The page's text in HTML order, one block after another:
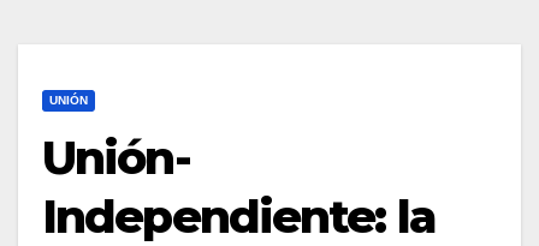
UNIÓN
Unión-
Independiente: la